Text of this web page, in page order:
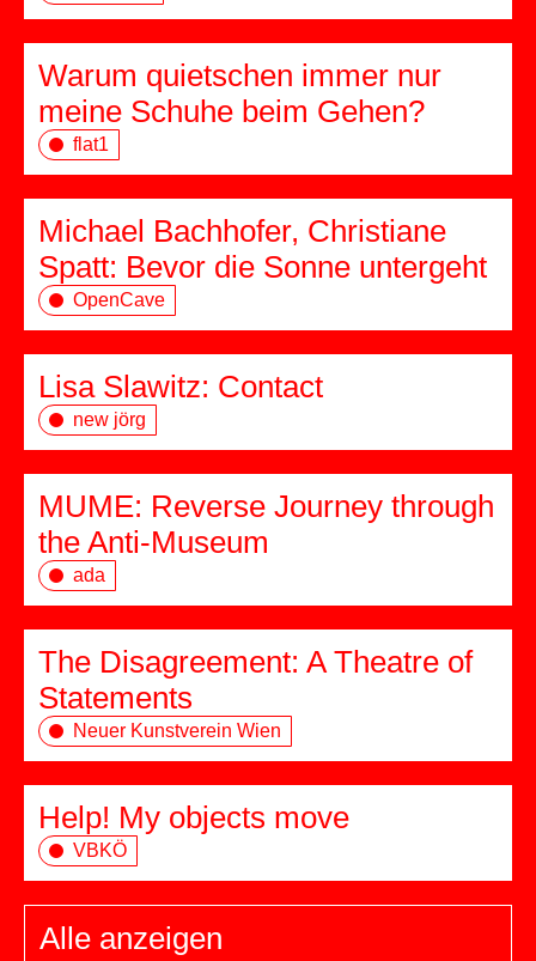
Warum quietschen immer nur
meine Schuhe beim Gehen?
flat1
Michael Bachhofer, Christiane
Spatt: Bevor die Sonne untergeht
OpenCave
Lisa Slawitz: Contact
new jörg
MUME: Reverse Journey through
the Anti-Museum
ada
The Disagreement: A Theatre of
Statements
Neuer Kunstverein Wien
Help! My objects move
VBKÖ
Alle anzeigen